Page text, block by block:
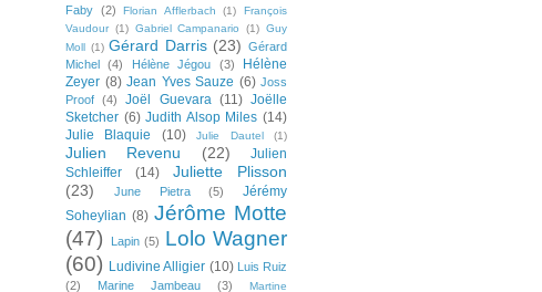
Faby (2) Florian Afflerbach (1)
François
Vaudour (1) Gabriel Campanario (1) Guy
Moll (1) Gérard Darris (23) Gérard
Michel
(4) Hélène Jégou (3)
Hélène
Zeyer (8) Jean Yves Sauze (6) Joss
Proof
(4) Joël Guevara (11) Joëlle
Sketcher (6) Judith Alsop Miles (14)
Julie Blaquie
(10) Julie Dautel (1)
Julien Revenu (22)
Julien
Schleiffer
(14)
Juliette Plisson
(23)
June Pietra (5)
Jérémy
Soheylian (8) Jérôme Motte
(47)
Lapin (5) Lolo Wagner
(60) Ludivine Alligier (10) Luis Ruiz
(2)
Marine Jambeau (3) Martine